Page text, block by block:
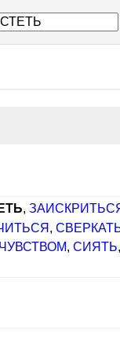
,
,
,СИЯТЬ